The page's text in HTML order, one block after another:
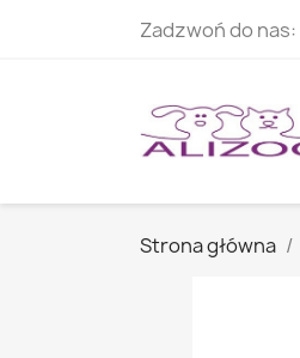
Zadzwoń do nas:
Strona główna